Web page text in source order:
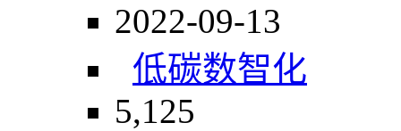
2022-09-13
低碳数智化
5,125